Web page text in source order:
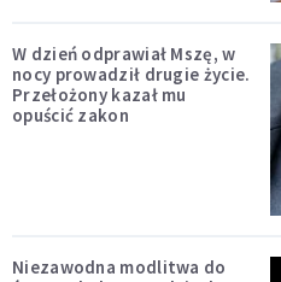
W dzień odprawiał Mszę, w
nocy prowadził drugie życie.
Przełożony kazał mu
opuścić zakon
Niezawodna modlitwa do